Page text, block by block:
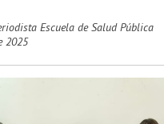
Escuela de Salud Pública
2025